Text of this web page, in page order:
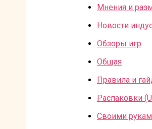
Мнения и
Новости
Обзоры игр
Общая
Правила и
Распаковки
Своими